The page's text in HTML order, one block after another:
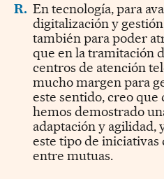
R. En tecnología, para
digitalización y
también para poder
que en la tramitación
centros de atención
mucho margen para
este sentido, creo que
hemos demostrado
adaptación y
este tipo de
entre mutuas.